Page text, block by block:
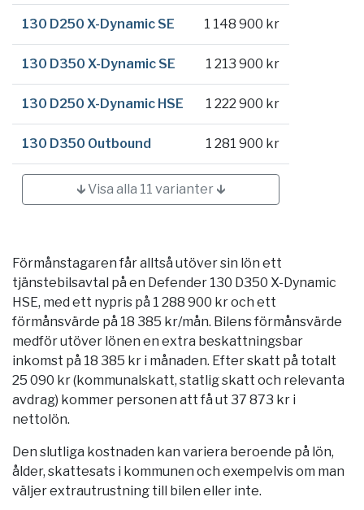
130 D250 X-Dynamic SE 1 148 900 kr
130 D350 X-Dynamic SE 1 213 900 kr
130 D250 X-Dynamic HSE 1 222 900 kr
130 D350 Outbound 1 281 900 kr
🡳 Visa alla 11 varianter 🡳
Förmånstagaren får alltså utöver sin lön ett
tjänstebilsavtal på en Defender 130 D350 X-Dynamic
HSE, med ett nypris på 1 288 900 kr och ett
förmånsvärde på 18 385 kr/mån. Bilens förmånsvärde
medför utöver lönen en extra beskattningsbar
inkomst på 18 385 kr i månaden. Efter skatt på totalt
25 090 kr (kommunalskatt, statlig skatt och relevanta
avdrag) kommer personen att få ut 37 873 kr i
nettolön.
Den slutliga kostnaden kan variera beroende på lön,
ålder, skattesats i kommunen och exempelvis om man
väljer extrautrustning till bilen eller inte.